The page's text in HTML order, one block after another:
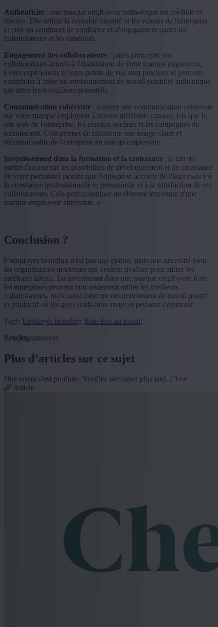
Authenticité : une marque employeur authentique est crédible et
sincère. Elle reflète la véritable identité et les valeurs de l'entreprise
et crée un sentiment de confiance et d'engagement parmi les
collaborateurs et les candidats.
Engagement des collaborateurs : faites participer vos
collaborateurs actuels à l'élaboration de votre marque employeur.
Leurs expériences et leurs points de vue sont précieux et peuvent
contribuer à créer un environnement de travail positif et authentique
qui attire les travailleurs potentiels.
Communication cohérente : assurez une communication cohérente
sur votre marque employeur à travers différents canaux, tels que le
site web de l'entreprise, les réseaux sociaux et les campagnes de
recrutement. Cela permet de construire une image claire et
reconnaissable de l'entreprise en tant qu'employeur.
Investissement dans la formation et la croissance : le fait de
mettre l'accent sur les possibilités de développement et de croissance
de votre personnel montre que l'entreprise accorde de l'importance à
la croissance professionnelle et personnelle et à la satisfaction de ses
collaborateurs. Cela peut constituer un élément important d'une
marque employeur attrayante. »
Conclusion ?
L'employer branding n'est pas une option, mais une nécessité pour
les organisations modernes qui veulent rivaliser pour attirer les
meilleurs talents. En investissant dans une marque employeur forte,
les entreprises peuvent non seulement attirer les meilleurs
collaborateurs, mais aussi créer un environnement de travail positif
et productif où les gens souhaitent rester et peuvent s'épanouir.
Tags: Employer branding Bien-être au travail
Loading...
Articles connexes
Plus d’articles sur ce sujet
Une erreur s'est produite. Veuillez réessayer plus tard. Close
Article